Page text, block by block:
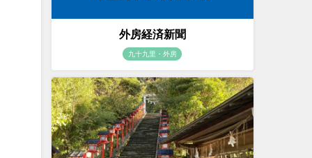
外房経済新聞
九十九里・外房